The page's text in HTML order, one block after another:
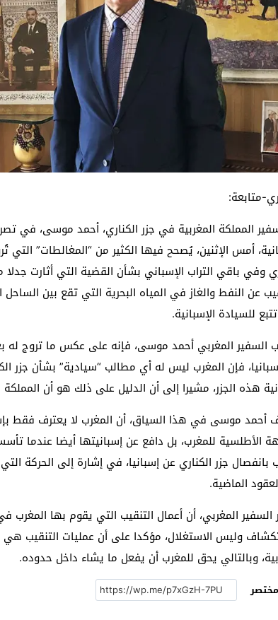
متابعة:
المملكة المغربية في جزر الكناري، أحمد موسى، في
أمس الإثنين، يُصحح فيها الكثير من “المغالطات”
وفي باقي التراب الإسباني بشأن القضية التي أثارت جدلا
عن النفط والغاز في المياه البحرية التي تقع بين
للسيادة الإسبانية.
المغربي أحمد موسى، فإنه على عكس ما تروج له
فإن المغرب ليس له أي مطالب “سيادية” بشأن جزر
هذه الجزر، مشيرا إلى أن الدليل على ذلك هو أن
أحمد موسى في هذا السياق، أن المغرب لا يعترف فقط
الأطلسية للمغرب، بل دافع عن إسبانيتها أيضا عندما
بانفصال جزر الكناري عن إسبانيا، في إشارة إلى الحركة
الماضية.
السفير المغربي، أن أعمال التنقيب التي يقوم بها المغرب
وليس الاستغلال، مؤكدا على أن عمليات التنقيب
وبالتالي يحق للمغرب أن يفعل ما يشاء داخل حدوده.